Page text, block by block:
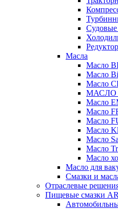
Судовые
Масла
Масло
Масло
Масло
МАСЛО
Масло
Масло
Масло
Масло
Масло
Масло
Масло
Масло для
Смазки и
Отраслевые
Пищевые смазки